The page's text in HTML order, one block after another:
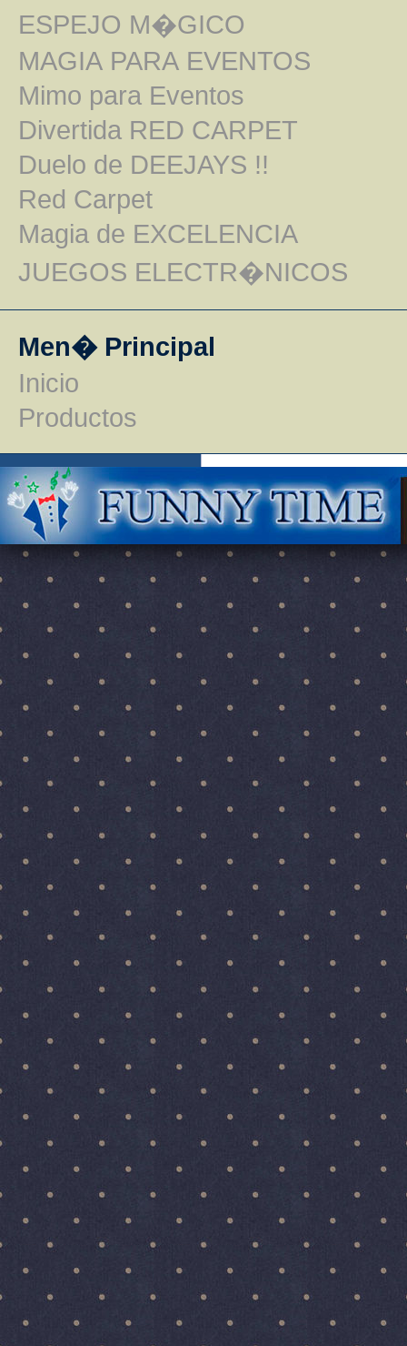
ESPEJO M�GICO
MAGIA PARA EVENTOS
Mimo para Eventos
Divertida RED CARPET
Duelo de DEEJAYS !!
Red Carpet
Magia de EXCELENCIA
JUEGOS ELECTR�NICOS
Men� Principal
Inicio
Productos